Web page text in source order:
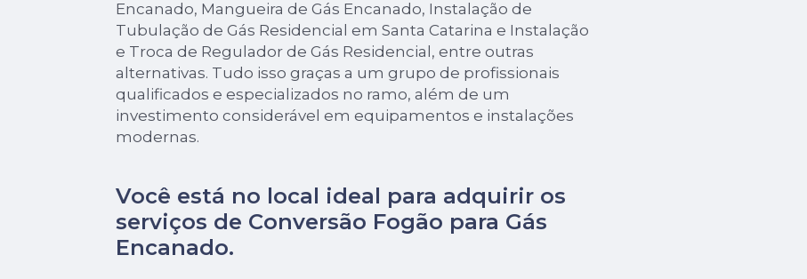
Encanado, Mangueira de Gás Encanado, Instalação de
Tubulação de Gás Residencial em Santa Catarina e Instalação
e Troca de Regulador de Gás Residencial, entre outras
alternativas. Tudo isso graças a um grupo de profissionais
qualificados e especializados no ramo, além de um
investimento considerável em equipamentos e instalações
modernas.
Você está no local ideal para adquirir os
serviços de Conversão Fogão para Gás
Encanado.